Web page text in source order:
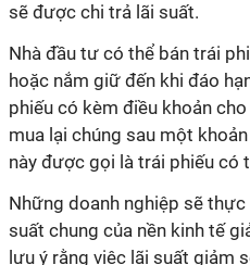
sẽ được chi trả lãi suất.
Nhà đầu tư có thể bán trái
hoặc nắm giữ đến khi đáo
phiếu có kèm điều khoản
mua lại chúng sau một
này được gọi là trái phiếu có
Những doanh nghiệp sẽ
suất chung của nền kinh tế
lưu ý rằng việc lãi suất giảm